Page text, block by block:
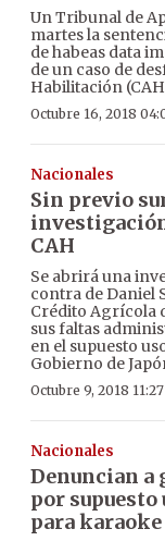
Un Tribunal de
martes la
de habeas data
de un caso de
Habilitación
Octubre 16, 2018
Nacionales
Sin previo
CAH
Se abrirá una
contra de Daniel
Crédito Agrícola
sus faltas
en el supuesto
Gobierno de
Octubre 9, 2018
Nacionales
Denuncian a
por supuesto
para karaoke